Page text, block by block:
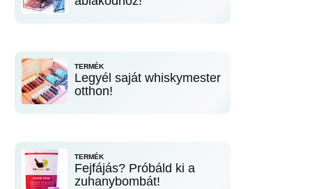
TERMÉK
Legyél saját whiskymester
otthon!
TERMÉK
Fejfájás? Próbáld ki a
zuhanybombát!